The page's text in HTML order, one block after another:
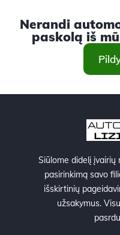
Nerandi
paskolą iš
Siūlome didelį įvairių
pasirinkimą savo
išskirtinių
užsakymus.